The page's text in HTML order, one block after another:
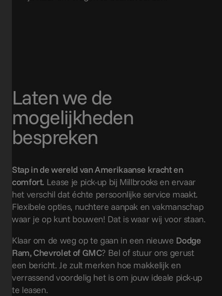
Laten we de
mogelijkheden
bespreken
Stap in de wereld van Amerikaanse kracht en
comfort. Lease je pick-up bij Millbrooks en ervaar
het verschil dat échte persoonlijke service maakt.
Flexibele opties, nuchtere aanpak en vakmanschap
waar je op kunt bouwen! Dat is waar wij voor staan.
Klaar om de weg op te gaan in een nieuwe Dodge
Ram, Chevrolet of GMC? Bel of stuur ons gerust
een bericht. Je zult merken hoe makkelijk en
verrassend voordelig het is om jouw ideale pick-up
te leasen.